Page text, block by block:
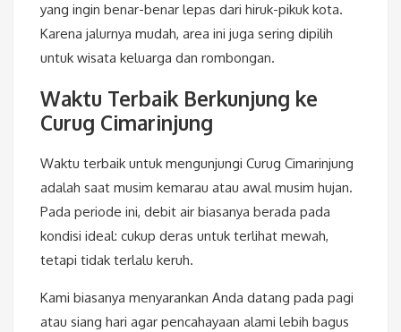
yang ingin benar-benar lepas dari hiruk-pikuk kota.
Karena jalurnya mudah, area ini juga sering dipilih
untuk wisata keluarga dan rombongan.
Waktu Terbaik Berkunjung ke
Curug Cimarinjung
Waktu terbaik untuk mengunjungi Curug Cimarinjung
adalah saat musim kemarau atau awal musim hujan.
Pada periode ini, debit air biasanya berada pada
kondisi ideal: cukup deras untuk terlihat mewah,
tetapi tidak terlalu keruh.
Kami biasanya menyarankan Anda datang pada pagi
atau siang hari agar pencahayaan alami lebih bagus